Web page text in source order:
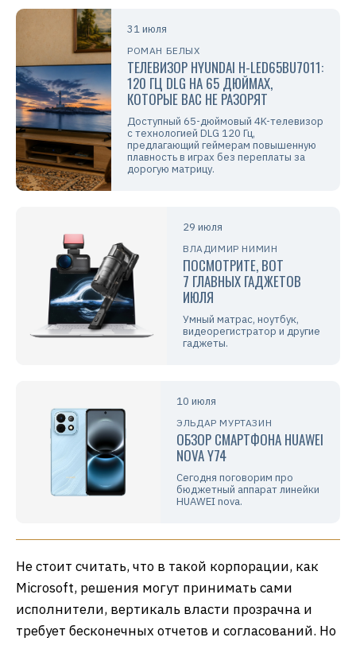
31 июля
РОМАН БЕЛЫХ
ТЕЛЕВИЗОР HYUNDAI H-LED65BU7011:
120 ГЦ DLG НА 65 ДЮЙМАХ,
КОТОРЫЕ ВАС НЕ РАЗОРЯТ
Доступный 65-дюймовый 4K-телевизор
с технологией DLG 120 Гц,
предлагающий геймерам повышенную
плавность в играх без переплаты за
дорогую матрицу.
29 июля
ВЛАДИМИР НИМИН
ПОСМОТРИТЕ, ВОТ
7 ГЛАВНЫХ ГАДЖЕТОВ
ИЮЛЯ
Умный матрас, ноутбук,
видеорегистратор и другие
гаджеты.
10 июля
ЭЛЬДАР МУРТАЗИН
ОБЗОР СМАРТФОНА HUAWEI
NOVA Y74
Сегодня поговорим про
бюджетный аппарат линейки
HUAWEI nova.
Не стоит считать, что в такой корпорации, как
Microsoft, решения могут принимать сами
исполнители, вертикаль власти прозрачна и
требует бесконечных отчетов и согласований. Но